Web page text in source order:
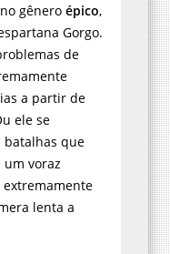
gênero épico,
Gorgo.
de
a partir de
ele se
batalhas que
um voraz
extremamente
lenta a